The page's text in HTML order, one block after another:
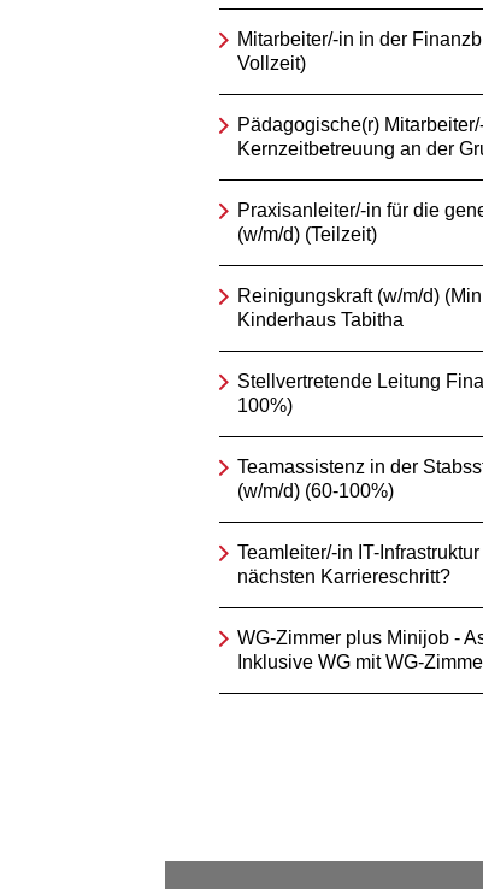
Mitarbeiter/-in in der
Vollzeit)
Pädagogische(r)
Kernzeitbetreuung an der
Praxisanleiter/-in für die
(w/m/d) (Teilzeit)
Reinigungskraft (w/m/d)
Kinderhaus Tabitha
Stellvertretende Leitung
100%)
Teamassistenz in der
(w/m/d) (60-100%)
Teamleiter/-in IT-
nächsten Karriereschritt?
WG-Zimmer plus Minijob -
Inklusive WG mit WG-